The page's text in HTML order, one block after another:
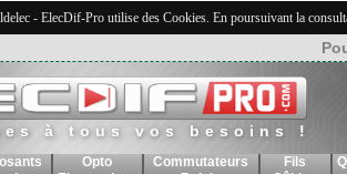
- ElecDif-Pro utilise des Cookies. En poursuivant la
à tous vos besoins !
Opto
Commutateurs
Fils